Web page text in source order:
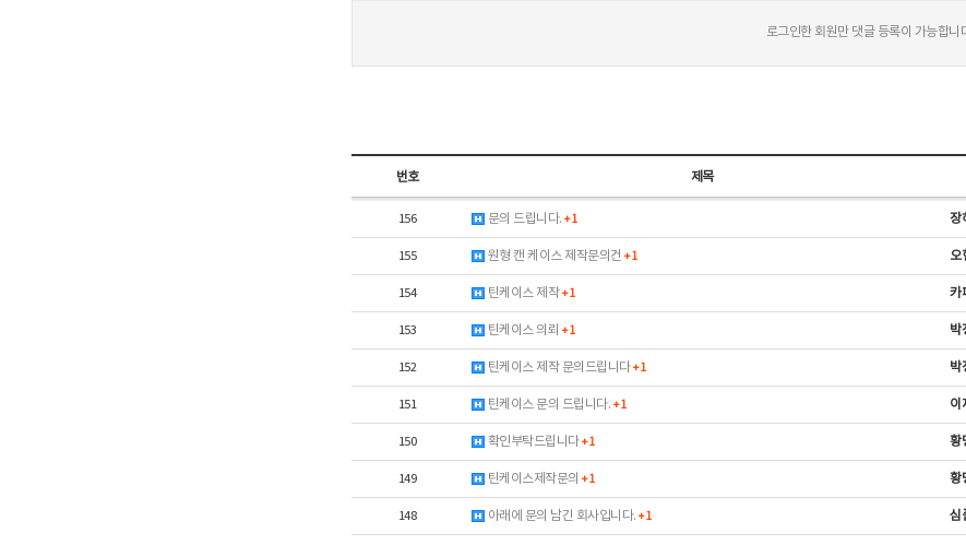
로그인한 회원만 댓글 등록이 가능합니
번호 제목
156 문의 드립니다. + 1 장
155 원형 캔 케이스 제작문의건 + 1 오
154 틴케이스 제작+ 1 카
153 틴케이스 의뢰 + 1 박
152 틴케이스 제작 문의드립니다+ 1 박
151 틴케이스 문의 드립니다. + 1 이
150 확인부탁드립니다+ 1 황
149 틴케이스제작문의 + 1 황
148 아래에 문의 남긴 회사입니다. + 1 심